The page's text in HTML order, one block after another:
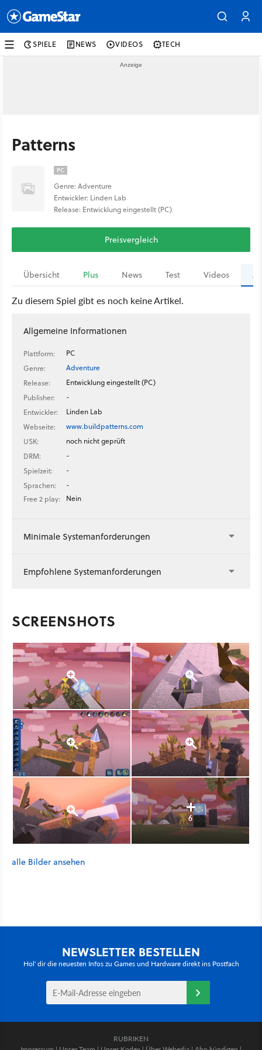
SPIELE NEWS VIDEOS TECH
Patterns
PC
Genre: Adventure
Entwickler: Linden Lab
Release: Entwicklung eingestellt (PC)
Preisvergleich
Übersicht Plus News Test Videos
Zu diesem Spiel gibt es noch keine Artikel.
Allgemeine Informationen
Plattform:
PC
Genre:
Adventure
Release:
Entwicklung eingestellt (PC)
Publisher:
-
Entwickler:
Linden Lab
Webseite:
www.buildpatterns.com
USK:
noch nicht geprüft
DRM:
-
Spielzeit:
-
Sprachen:
-
Free 2 play:
Nein
Minimale Systemanforderungen
Empfohlene Systemanforderungen
SCREENSHOTS
6
alle Bilder ansehen
NEWSLETTER BESTELLEN
Hol' dir die neuesten Infos zu Games und Hardware direkt ins Postfach
RUBRIKEN